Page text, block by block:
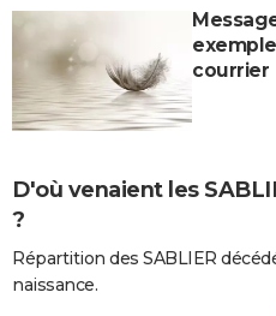
courrier
D'où venaient les
?
Répartition des SABLIER
naissance.